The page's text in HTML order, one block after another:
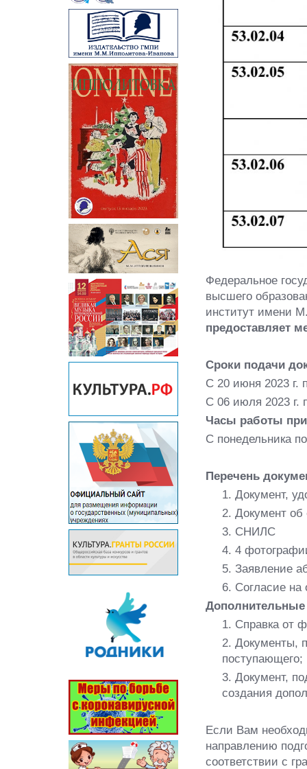
Федеральное
высшего
институт имени
предоставляет
Сроки подачи
С 20 июня 2023 г.
С 06 июля 2023 г.
Часы работы
С понедельника
Перечень
1. Документ,
2. Документ об
3. СНИЛС
4. 4
5. Заявление
6. Согласие на
1. Справка от
2. Документы,
поступающего;
3. Документ,
создания
Если Вам
направлению
соответствии с